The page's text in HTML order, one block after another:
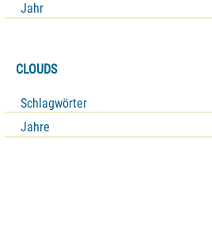
Jahr
CLOUDS
Schlagwörter
Jahre